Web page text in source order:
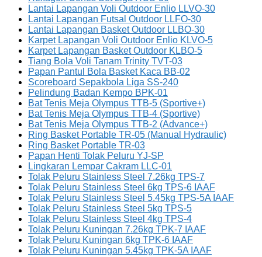
Lantai Lapangan Voli Outdoor Enlio LLVO-30
Lantai Lapangan Futsal Outdoor LLFO-30
Lantai Lapangan Basket Outdoor LLBO-30
Karpet Lapangan Voli Outdoor Enlio KLVO-5
Karpet Lapangan Basket Outdoor KLBO-5
Tiang Bola Voli Tanam Trinity TVT-03
Papan Pantul Bola Basket Kaca BB-02
Scoreboard Sepakbola Liga SS-240
Pelindung Badan Kempo BPK-01
Bat Tenis Meja Olympus TTB-5 (Sportive+)
Bat Tenis Meja Olympus TTB-4 (Sportive)
Bat Tenis Meja Olympus TTB-2 (Advance+)
Ring Basket Portable TR-05 (Manual Hydraulic)
Ring Basket Portable TR-03
Papan Henti Tolak Peluru YJ-SP
Lingkaran Lempar Cakram LLC-01
Tolak Peluru Stainless Steel 7.26kg TPS-7
Tolak Peluru Stainless Steel 6kg TPS-6 IAAF
Tolak Peluru Stainless Steel 5.45kg TPS-5A IAAF
Tolak Peluru Stainless Steel 5kg TPS-5
Tolak Peluru Stainless Steel 4kg TPS-4
Tolak Peluru Kuningan 7.26kg TPK-7 IAAF
Tolak Peluru Kuningan 6kg TPK-6 IAAF
Tolak Peluru Kuningan 5.45kg TPK-5A IAAF